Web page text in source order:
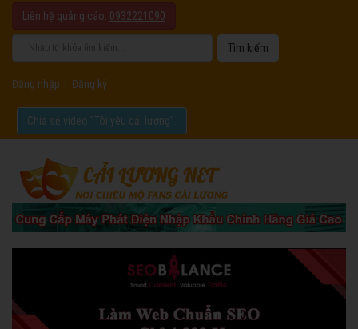
Liên hệ quảng cáo: 0932221090
Đăng nhập Đăng ký
Chia sẻ video "Tôi yêu cải lương".